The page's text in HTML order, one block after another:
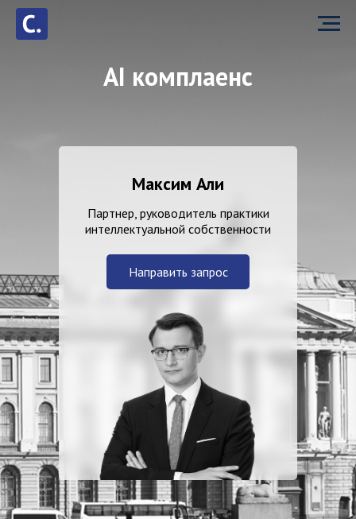
AI комплаенс
Направить запрос
Партнер, руководитель практики
интеллектуальной собственности
Максим Али